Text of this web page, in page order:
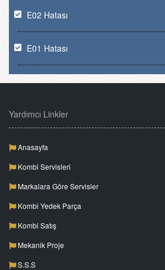
E02 Hatası
E01 Hatası
Yardımcı Linkler
Anasayfa
Kombi Servisleri
Markalara Göre Servisler
Kombi Yedek Parça
Kombi Satış
Mekanik Proje
S.S.S